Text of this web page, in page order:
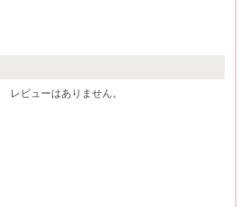
レビューはありません。